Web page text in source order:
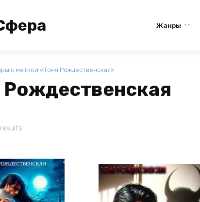
Жанры
с меткой «Тоня Рождественская»
Рождественская